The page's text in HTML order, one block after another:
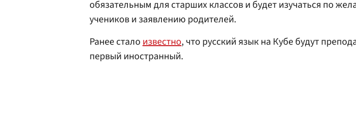
обязательным для старших классов и будет изучаться по
учеников и заявлению родителей.
Ранее сталоизвестно, что русский язык на Кубе будут
первый иностранный.